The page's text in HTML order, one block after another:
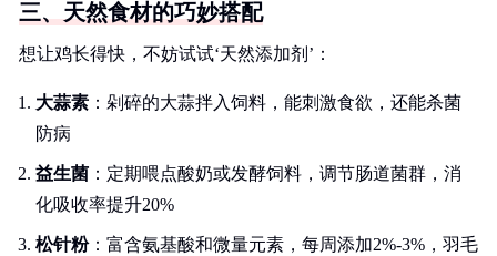
三、天然食材的巧妙搭配
想让鸡长得快，不妨试试‘天然添加剂’：
大蒜素 ：剁碎的大蒜拌入饲料，能刺激食欲，还能杀菌
防病
益生菌 ：定期喂点酸奶或发酵饲料，调节肠道菌群，消
化吸收率提升20%
松针粉：富含氨基酸和微量元素，每周添加2%-3%，羽毛